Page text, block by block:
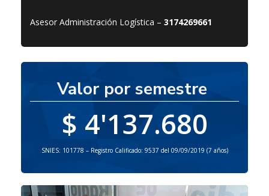
Asesor Administración Logística – 3174269661
Valor por semestre
$ 4'137.680
SNIES: 101778 – Registro Calificado: 9537 del 09/09/2019 (7 años)